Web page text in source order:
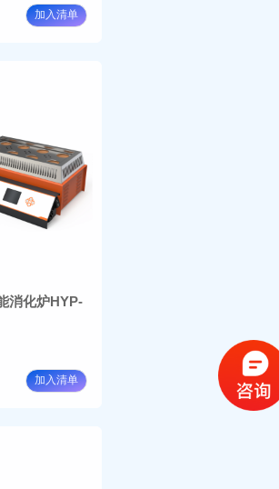
加入清单
消化炉HYP-
加入清单